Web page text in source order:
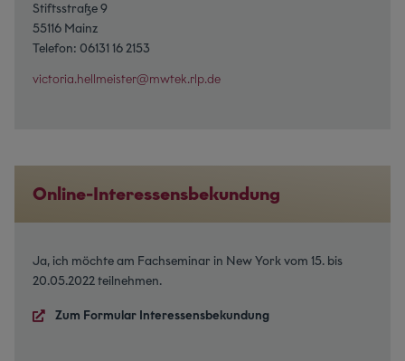
Stiftsstraße 9
55116 Mainz
Telefon: 06131 16 2153
victoria.hellmeister@mwtek.rlp.de
Online-Interessensbekundung
Ja, ich möchte am Fachseminar in New York vom 15. bis
20.05.2022 teilnehmen.
Zum Formular Interessensbekundung